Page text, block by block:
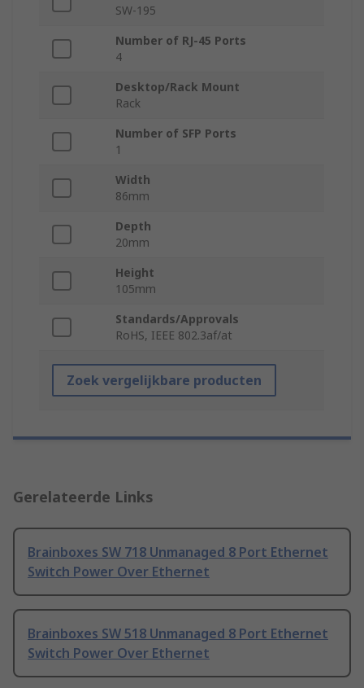
SW-195
Number of RJ-45 Ports
4
Desktop/Rack Mount
Rack
Number of SFP Ports
1
Width
86mm
Depth
20mm
Height
105mm
Standards/Approvals
RoHS, IEEE 802.3af/at
Zoek vergelijkbare producten
Gerelateerde Links
Brainboxes SW 718 Unmanaged 8 Port Ethernet
Switch Power Over Ethernet
Brainboxes SW 518 Unmanaged 8 Port Ethernet
Switch Power Over Ethernet